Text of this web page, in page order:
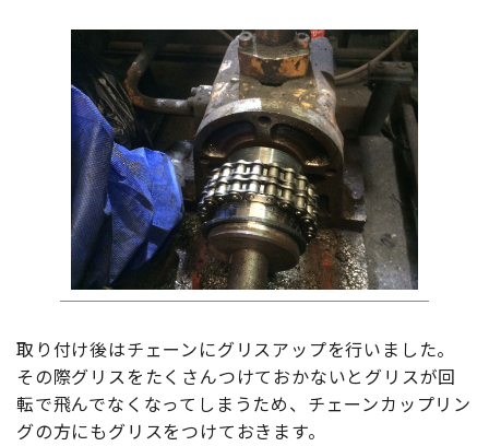
取り付け後はチェーンにグリスアップを行いました。
その際グリスをたくさんつけておかないとグリスが回
転で飛んでなくなってしまうため、チェーンカップリン
グの方にもグリスをつけておきます。